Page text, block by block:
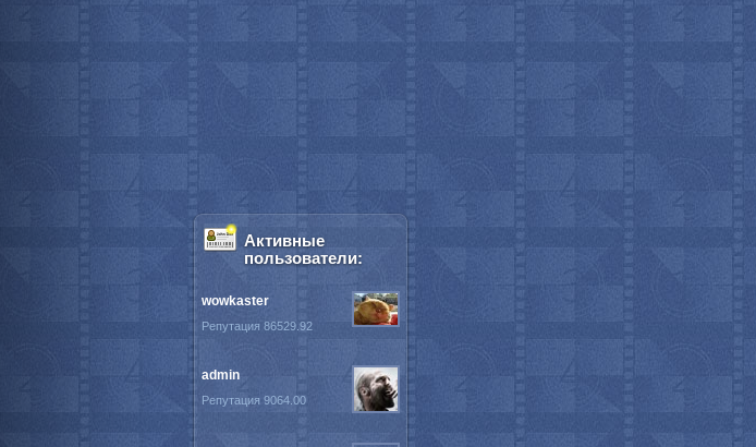
Активные
пользователи:
wowkaster
Репутация 86529.92
admin
Репутация 9064.00